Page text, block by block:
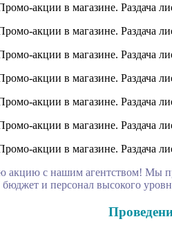
акцию с нашим агентством!
и персонал высокого